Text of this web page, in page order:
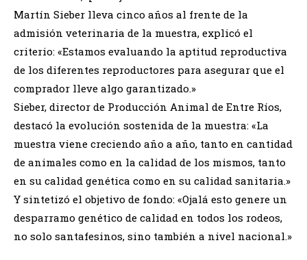
Martín Sieber lleva cinco años al frente de la
admisión veterinaria de la muestra, explicó el
criterio: «Estamos evaluando la aptitud reproductiva
de los diferentes reproductores para asegurar que el
comprador lleve algo garantizado.»
Sieber, director de Producción Animal de Entre Ríos,
destacó la evolución sostenida de la muestra: «La
muestra viene creciendo año a año, tanto en cantidad
de animales como en la calidad de los mismos, tanto
en su calidad genética como en su calidad sanitaria.»
Y sintetizó el objetivo de fondo: «Ojalá esto genere un
desparramo genético de calidad en todos los rodeos,
no solo santafesinos, sino también a nivel nacional.»